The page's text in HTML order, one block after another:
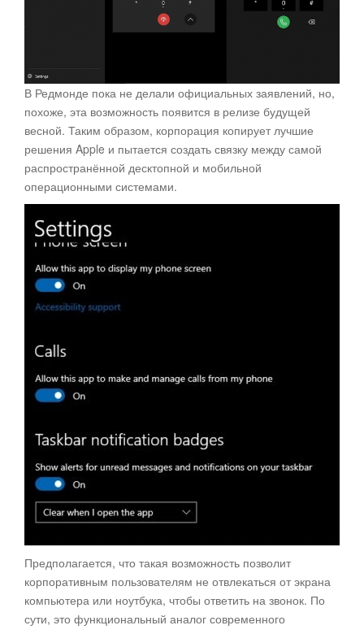
В Редмонде пока не делали официальных заявлений, но,
похоже, эта возможность появится в релизе будущей
весной. Таким образом, корпорация копирует лучшие
решения Apple и пытается создать связку между самой
распространённой десктопной и мобильной
операционными системами.
Предполагается, что такая возможность позволит
корпоративным пользователям не отвлекаться от экрана
компьютера или ноутбука, чтобы ответить на звонок. По
сути, это функциональный аналог современного